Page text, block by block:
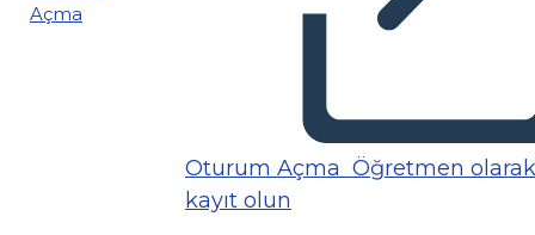
Açma
Oturum Açma Öğretmen olarak
kayıt olun